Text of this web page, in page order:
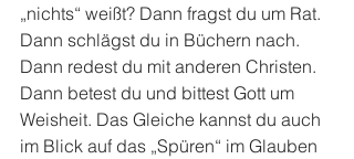
„nichts“ weißt? Dann fragst du um Rat.
Dann schlägst du in Büchern nach.
Dann redest du mit anderen Christen.
Dann betest du und bittest Gott um
Weisheit. Das Gleiche kannst du auch
im Blick auf das „Spüren“ im Glauben